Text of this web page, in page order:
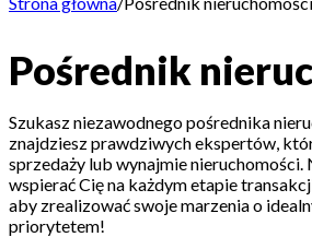
Pośrednik
Szukasz niezawodnego pośrednika
znajdziesz prawdziwych ekspertów,
sprzedaży lub wynajmie
wspierać Cię na każdym etapie
aby zrealizować swoje marzenia o
priorytetem!